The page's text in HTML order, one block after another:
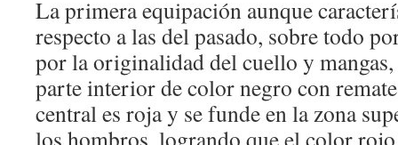
La primera equipación aunque
respecto a las del pasado, sobre todo
por la originalidad del cuello y
parte interior de color negro con
central es roja y se funde en la zona
los hombros, logrando que el color